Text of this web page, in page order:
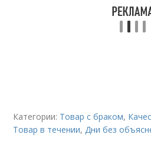
Категории: Товар с браком,
Товар в течении,Дни без